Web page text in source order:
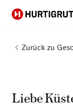
Hurtigruten
Zurück zu
Liebe